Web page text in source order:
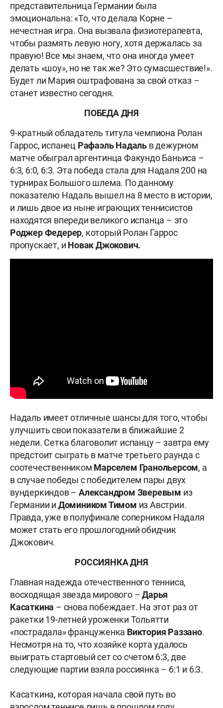
представительница Германии была
эмоциональна: «То, что делала Корне –
нечестная игра. Она вызвала физиотерапевта,
чтобы размять левую ногу, хотя держалась за
правую! Все мы знаем, что она иногда умеет
делать «шоу», но не так же? Это сумасшествие!».
Будет ли Мария оштрафована за свой отказ –
станет известно сегодня.
ПОБЕДА ДНЯ
9-кратный обладатель титула чемпиона Ролан
Гаррос, испанец Рафаэль Надаль в дежурном
матче обыграл аргентинца Факундо Баньиса –
6:3, 6:0, 6:3. Эта победа стала для Надаля 200 на
турнирах Большого шлема. По данному
показателю Надаль вышел на 8 место в истории,
и лишь двое из ныне играющих теннисистов
находятся впереди великого испанца – это
Роджер Федерер, который Ролан Гаррос
пропускает, и Новак Джокович.
Надаль имеет отличные шансы для того, чтобы
улучшить свои показатели в ближайшие 2
недели. Сетка благоволит испанцу – завтра ему
предстоит сыграть в матче третьего раунда с
соотечественником Марселем Гранольерсом, а
в случае победы с победителем пары двух
вундеркиндов – Александром Зверевым из
Германии и Домиником Тимом из Австрии.
Правда, уже в полуфинале соперником Надаля
может стать его прошлогодний обидчик
Джокович.
РОССИЯНКА ДНЯ
Главная надежда отечественного тенниса,
восходящая звезда мирового –Дарья
Касаткина – снова побеждает. На этот раз от
ракетки 19-летней уроженки Тольятти
«пострадала» француженка Виктория Раззано.
Несмотря на то, что хозяйке корта удалось
выиграть стартовый сет со счетом 6:3, две
следующие партии взяла россиянка – 6:1 и 6:3.
Касаткина, которая начала свой путь во